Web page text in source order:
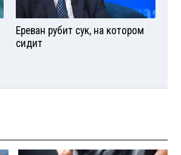
Ереван рубит сук, на котором
сидит